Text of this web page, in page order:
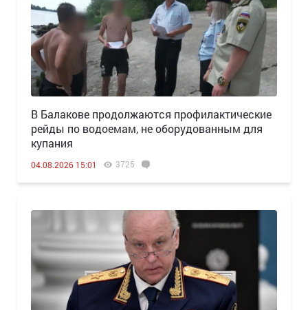
В Балакове продолжаются профилактические
рейды по водоемам, не оборудованным для
купания
04.08.2026 15:01 3725